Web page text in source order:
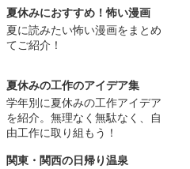
夏休みにおすすめ！怖い漫画
夏に読みたい怖い漫画をまとめ
てご紹介！
夏休みの工作のアイデア集
学年別に夏休みの工作アイデア
を紹介。無理なく無駄なく、自
由工作に取り組もう！
関東・関西の日帰り温泉